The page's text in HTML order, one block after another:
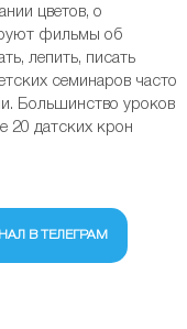
цветов, о
фильмы об
лепить, писать
семинаров часто
Большинство уроков
20 датских крон
В ТЕЛЕГРАМ